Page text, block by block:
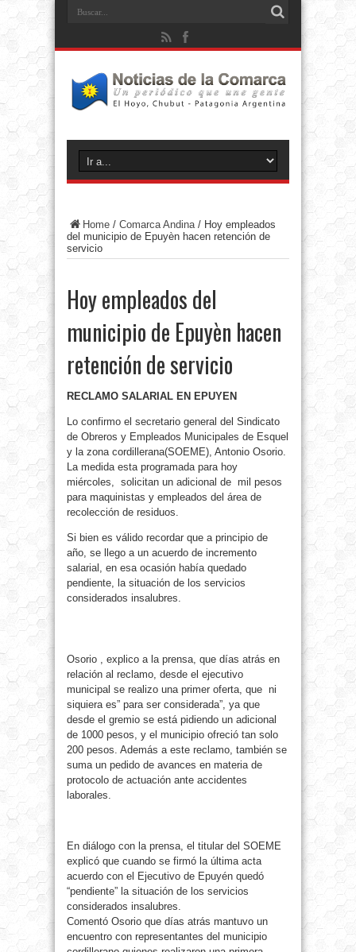
Home / Comarca Andina/ Hoy empleados
del municipio de Epuyèn hacen retención de
servicio
Hoy empleados del
municipio de Epuyèn hacen
retención de servicio
RECLAMO SALARIAL EN EPUYEN
Lo confirmo el secretario general del Sindicato
de Obreros y Empleados Municipales de Esquel
y la zona cordillerana(SOEME), Antonio Osorio.
La medida esta programada para hoy
miércoles, solicitan un adicional de mil pesos
para maquinistas y empleados del área de
recolección de residuos.
Si bien es válido recordar que a principio de
año, se llego a un acuerdo de incremento
salarial, en esa ocasión había quedado
pendiente, la situación de los servicios
considerados insalubres.
Osorio , explico a la prensa, que días atrás en
relación al reclamo, desde el ejecutivo
municipal se realizo una primer oferta, que ni
siquiera es” para ser considerada”, ya que
desde el gremio se está pidiendo un adicional
de 1000 pesos, y el municipio ofreció tan solo
200 pesos. Además a este reclamo, también se
suma un pedido de avances en materia de
protocolo de actuación ante accidentes
laborales.
En diálogo con la prensa, el titular del SOEME
explicó que cuando se firmó la última acta
acuerdo con el Ejecutivo de Epuyén quedó
“pendiente” la situación de los servicios
considerados insalubres.
Comentó Osorio que días atrás mantuvo un
encuentro con representantes del municipio